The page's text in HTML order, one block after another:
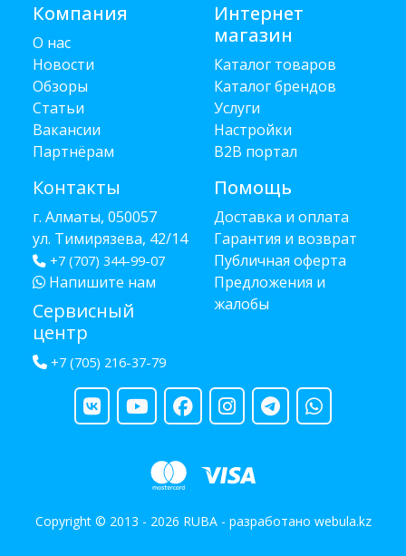
Компания
О нас
Новости
Обзоры
Статьи
Вакансии
Партнёрам
Контакты
г. Алматы, 050057
ул. Тимирязева, 42/14
+7 (707) 344-99-07
Напишите нам
Сервисный
центр
+7 (705) 216-37-79
Интернет
магазин
Каталог товаров
Каталог брендов
Услуги
Настройки
B2B портал
Помощь
Доставка и оплата
Гарантия и возврат
Публичная оферта
Предложения и
жалобы
Copyright © 2013 - 2026 RUBA - разработано webula.kz